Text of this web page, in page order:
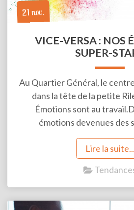
21 nov.
VICE-VERSA : NOS
SUPER-
Au Quartier Général, le
dans la tête de la petite
Émotions sont au
émotions devenues des
Lire la suite...